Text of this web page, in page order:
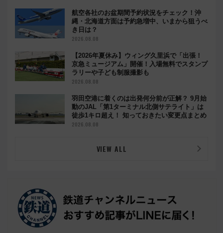
航空各社のお盆期間予約状況をチェック！沖
縄・北海道方面は予約急増中、いまから狙うべ
き日は？
2026.08.08
【2026年夏休み】ウィング久里浜で「出張！
京急ミュージアム」開催！入場無料でスタンプ
ラリーや子ども制服撮影も
2026.08.08
羽田空港に着くのは出発何分前が正解？ 9月始
動のJAL「第1ターミナル北側サテライト」は
徒歩1キロ超え！ 知っておきたい変更点まとめ
2026.08.08
VIEW ALL